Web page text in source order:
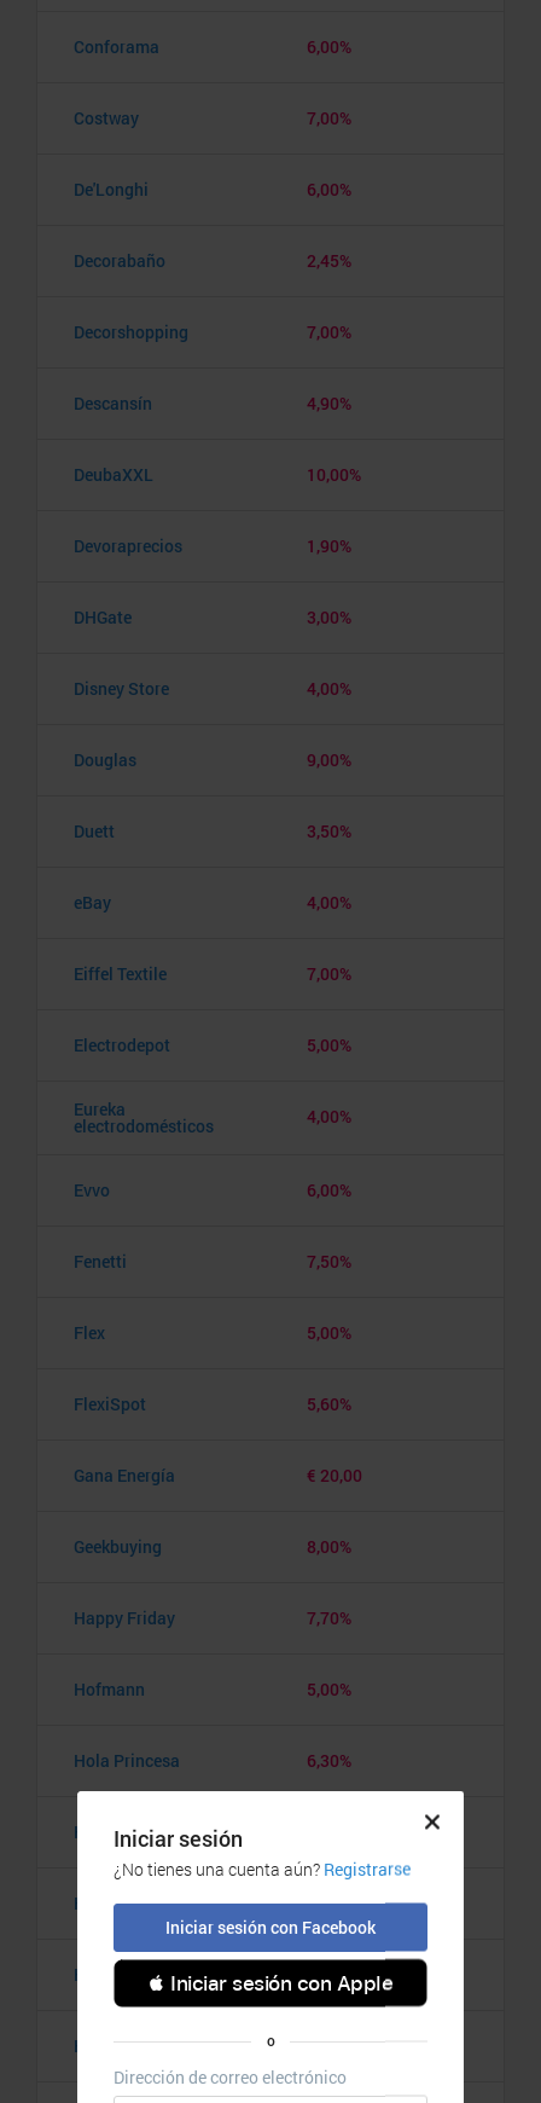
Conforama 6,00%
Costway 7,00%
De'Longhi 6,00%
Decorabaño 2,45%
Decorshopping 7,00%
Descansín 4,90%
DeubaXXL 10,00%
Devoraprecios 1,90%
DHGate 3,00%
Disney Store 4,00%
Douglas 9,00%
Duett 3,50%
eBay 4,00%
Eiffel Textile 7,00%
Electrodepot 5,00%
Eureka
electrodomésticos 4,00%
Evvo 6,00%
Fenetti 7,50%
Flex 5,00%
FlexiSpot 5,60%
Gana Energía € 20,00
Geekbuying 8,00%
Happy Friday 7,70%
Hofmann 5,00%
Hola Princesa 6,30%
Holaluz
Homary 7,00%
Hudson Reed 4,00%
Hypnia Colchones 6,00%